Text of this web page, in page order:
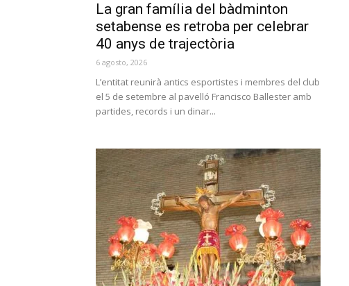
La gran família del bàdminton
setabense es retroba per celebrar
40 anys de trajectòria
6 agosto, 2026
L’entitat reunirà antics esportistes i membres del club
el 5 de setembre al pavelló Francisco Ballester amb
partides, records i un dinar...